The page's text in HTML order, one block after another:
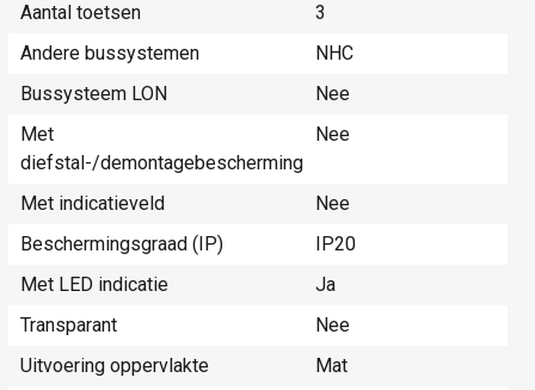
Aantal toetsen
3
Andere bussystemen
NHC
Bussysteem LON
Nee
Met
diefstal-/demontagebescherming
Nee
Met indicatieveld
Nee
Beschermingsgraad (IP)
IP20
Met LED indicatie
Ja
Transparant
Nee
Uitvoering oppervlakte
Mat